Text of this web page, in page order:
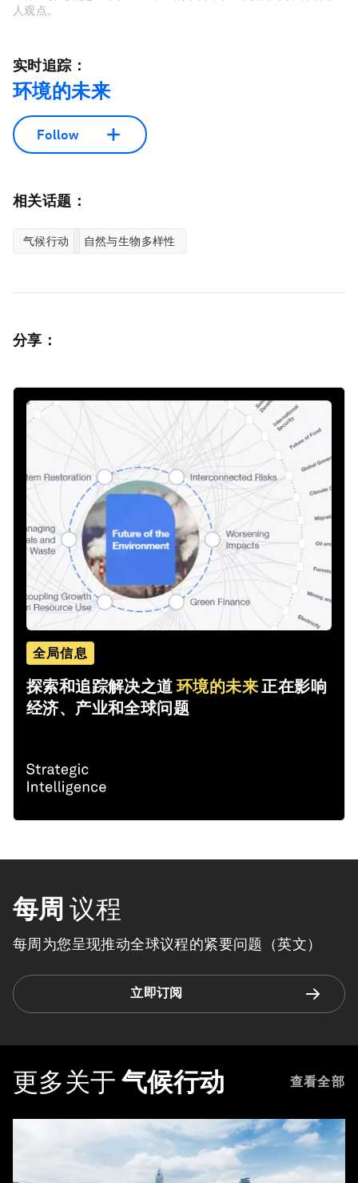
人观点。
实时追踪：
环境的未来
Follow
相关话题：
气候行动 自然与生物多样性
分享：
全局信息
探索和追踪解决之道 环境的未来 正在影响
经济、产业和全球问题
每周 议程
每周为您呈现推动全球议程的紧要问题（英文）
立即订阅
更多关于 气候行动 查看全部